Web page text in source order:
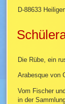
D-88633
Die Rübe, ein
Arabesque von
Vom Fischer
in der